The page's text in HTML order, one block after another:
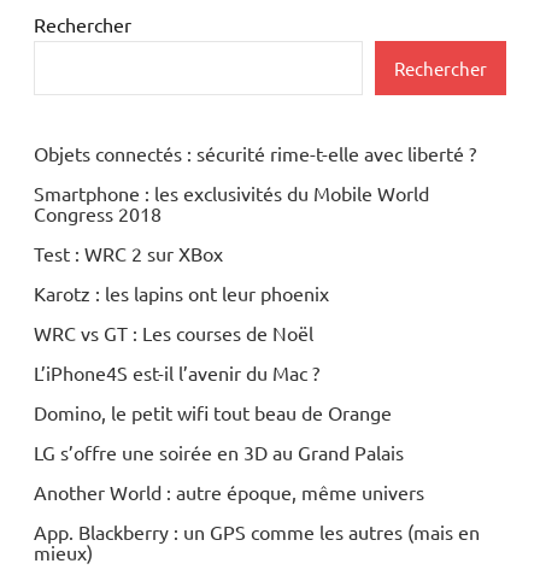
Photo
Numérique
Rechercher
Rechercher
Objets connectés : sécurité rime-t-elle avec liberté ?
Smartphone : les exclusivités du Mobile World
Congress 2018
Test : WRC 2 sur XBox
Karotz : les lapins ont leur phoenix
WRC vs GT : Les courses de Noël
L’iPhone4S est-il l’avenir du Mac ?
Domino, le petit wifi tout beau de Orange
LG s’offre une soirée en 3D au Grand Palais
Another World : autre époque, même univers
App. Blackberry : un GPS comme les autres (mais en
mieux)